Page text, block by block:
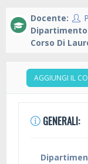
Docente:
Corso Di
AGGIUNGI IL
GENERALI: